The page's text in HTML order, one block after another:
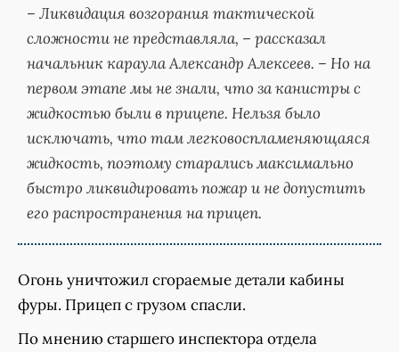
– Ликвидация возгорания тактической
сложности не представляла, – рассказал
начальник караула Александр Алексеев. – Но на
первом этапе мы не знали, что за канистры с
жидкостью были в прицепе. Нельзя было
исключать, что там легковоспламеняющаяся
жидкость, поэтому старались максимально
быстро ликвидировать пожар и не допустить
его распространения на прицеп.
Огонь уничтожил сгораемые детали кабины
фуры. Прицеп с грузом спасли.
По мнению старшего инспектора отдела